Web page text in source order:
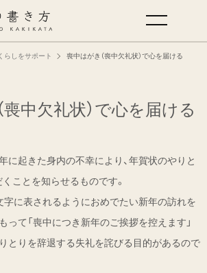
らしをサポート 喪中はがき（喪中欠礼状）で心を届ける
喪中欠礼状）で心を届ける
に起きた身内の不幸により、年賀状のやりと
ことを知らせるものです。
字に表されるようにおめでたい新年の訪れを
って「喪中につき新年のご挨拶を控えます」
とりを辞退する失礼を詫びる目的があるので
方